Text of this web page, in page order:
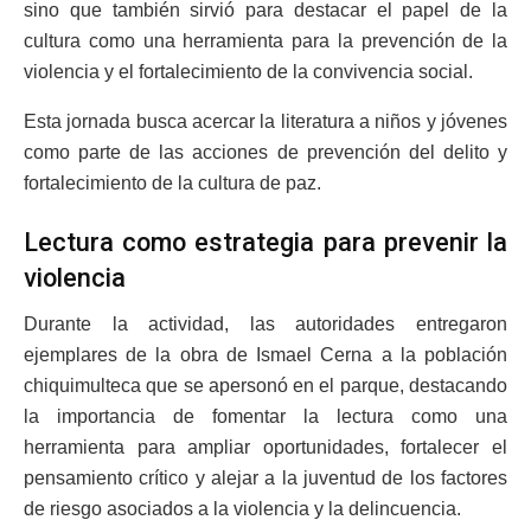
sino que también sirvió para destacar el papel de la
cultura como una herramienta para la prevención de la
violencia y el fortalecimiento de la convivencia social.
Esta jornada busca acercar la literatura a niños y jóvenes
como parte de las acciones de prevención del delito y
fortalecimiento de la cultura de paz.
Lectura como estrategia para prevenir la
violencia
Durante la actividad, las autoridades entregaron
ejemplares de la obra de Ismael Cerna a la población
chiquimulteca que se apersonó en el parque, destacando
la importancia de fomentar la lectura como una
herramienta para ampliar oportunidades, fortalecer el
pensamiento crítico y alejar a la juventud de los factores
de riesgo asociados a la violencia y la delincuencia.